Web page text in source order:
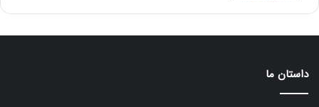
داستان ما